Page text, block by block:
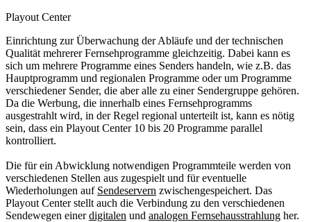
Playout Center
Einrichtung zur Überwachung der Abläufe und der technischen
Qualität mehrerer Fernsehprogramme gleichzeitig. Dabei kann es
sich um mehrere Programme eines Senders handeln, wie z.B. das
Hauptprogramm und regionalen Programme oder um Programme
verschiedener Sender, die aber alle zu einer Sendergruppe gehören.
Da die Werbung, die innerhalb eines Fernsehprogramms
ausgestrahlt wird, in der Regel regional unterteilt ist, kann es nötig
sein, dass ein Playout Center 10 bis 20 Programme parallel
kontrolliert.
Die für ein Abwicklung notwendigen Programmteile werden von
verschiedenen Stellen aus zugespielt und für eventuelle
Wiederholungen auf Sendeservern zwischengespeichert. Das
Playout Center stellt auch die Verbindung zu den verschiedenen
Sendewegen einerdigitalen und analogen Fernsehausstrahlung her.